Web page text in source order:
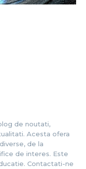
de noutati,
Acesta ofera
de la
de interes. Este
Contactati-ne